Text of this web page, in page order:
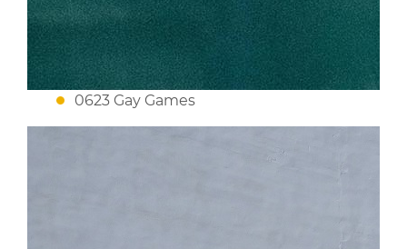
0623 Gay Games